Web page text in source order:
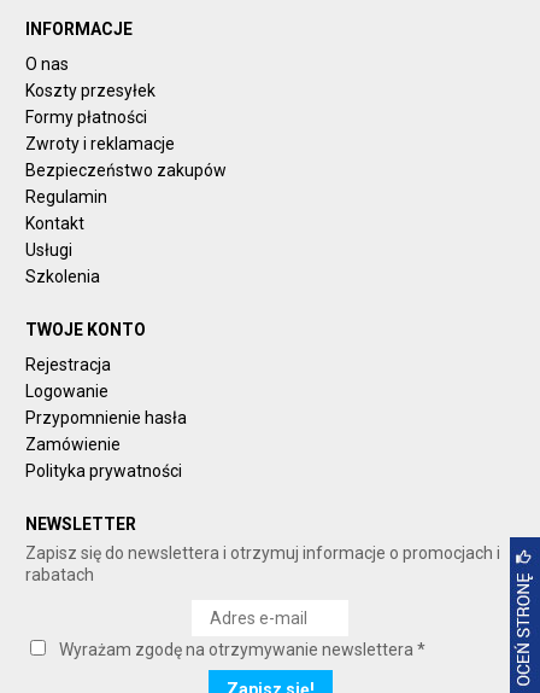
INFORMACJE
O nas
Koszty przesyłek
Formy płatności
Zwroty i reklamacje
Bezpieczeństwo zakupów
Regulamin
Kontakt
Usługi
Szkolenia
TWOJE KONTO
Rejestracja
Logowanie
Przypomnienie hasła
Zamówienie
Polityka prywatności
NEWSLETTER
Zapisz się do newslettera i otrzymuj informacje o promocjach i
rabatach
Wyrażam zgodę na otrzymywanie newslettera *